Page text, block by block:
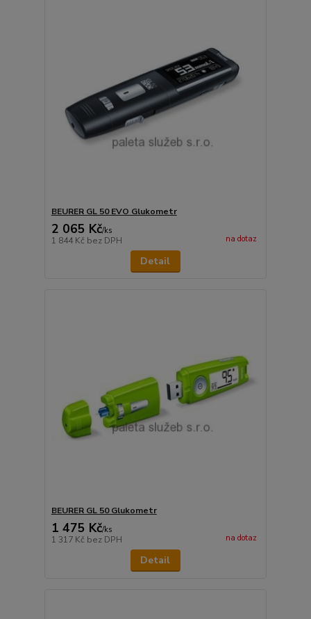
BEURER GL 50 EVO Glukometr
2 065 Kč/ks
1 844 Kč bez DPH na dotaz
Detail
BEURER GL 50 Glukometr
1 475 Kč/ks
1 317 Kč bez DPH na dotaz
Detail